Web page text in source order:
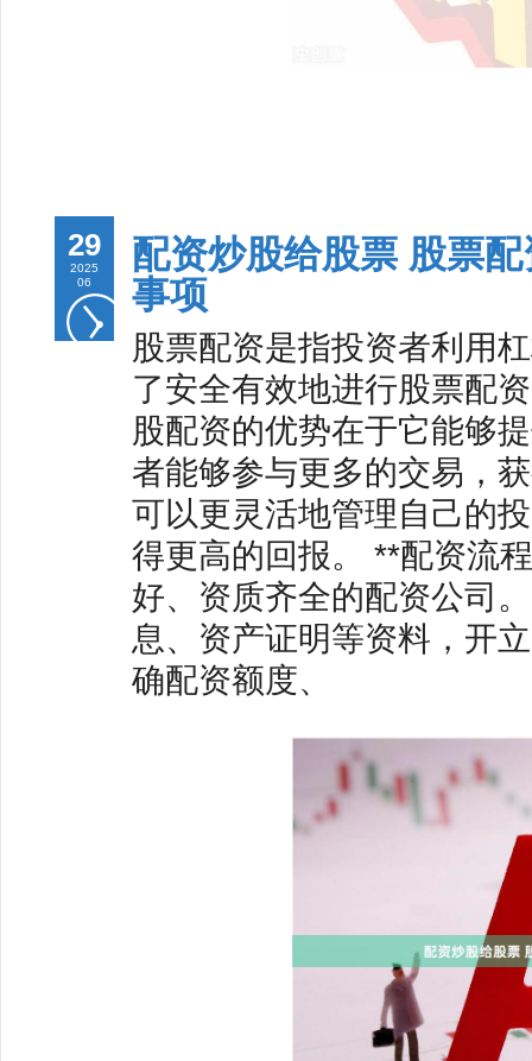
29
2025
06
配资炒股给股票 股票
事项
股票配资是指投资者利用
了安全有效地进行股票配
股配资的优势在于它能够
者能够参与更多的交易，
可以更灵活地管理自己的
得更高的回报。 **配资流
好、资质齐全的配资公司
息、资产证明等资料，开
确配资额度、